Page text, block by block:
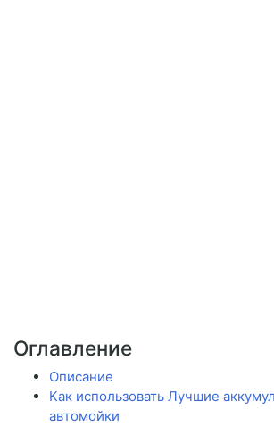
Оглавление
Описание
Как использовать Лучшие
автомойки